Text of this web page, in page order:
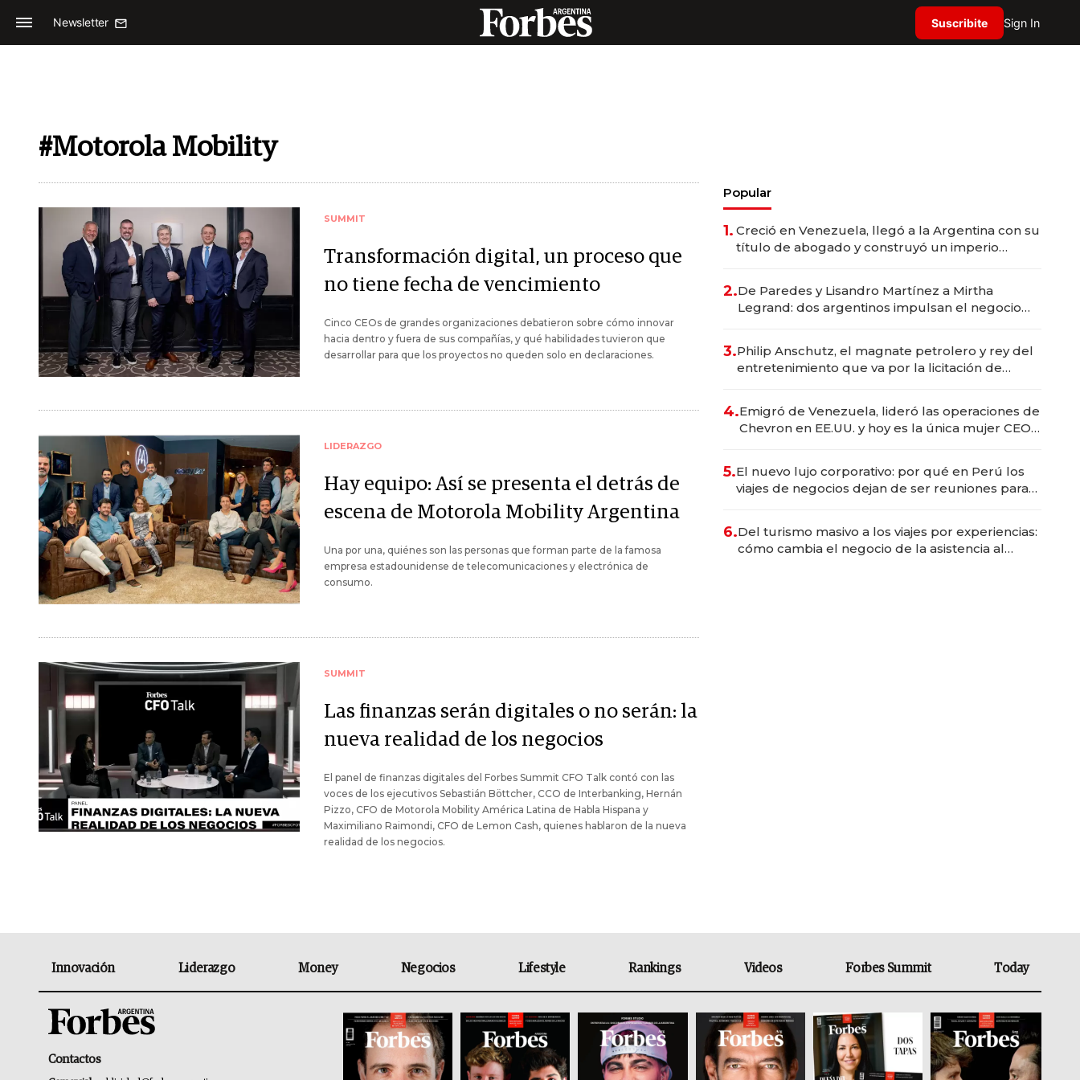
Newsletter Suscribite Sign In
#Motorola Mobility
SUMMIT
Transformación digital, un proceso que
no tiene fecha de vencimiento
Cinco CEOs de grandes organizaciones debatieron sobre cómo innovar
hacia dentro y fuera de sus compañías, y qué habilidades tuvieron que
desarrollar para que los proyectos no queden solo en declaraciones.
LIDERAZGO
Hay equipo: Así se presenta el detrás de
escena de Motorola Mobility Argentina
Una por una, quiénes son las personas que forman parte de la famosa
empresa estadounidense de telecomunicaciones y electrónica de
consumo.
SUMMIT
Las finanzas serán digitales o no serán: la
nueva realidad de los negocios
El panel de finanzas digitales del Forbes Summit CFO Talk contó con las
voces de los ejecutivos Sebastián Böttcher, CCO de Interbanking, Hernán
Pizzo, CFO de Motorola Mobility América Latina de Habla Hispana y
Maximiliano Raimondi, CFO de Lemon Cash, quienes hablaron de la nueva
realidad de los negocios.
Popular
1. Creció en Venezuela, llegó a la Argentina con su
título de abogado y construyó un imperio
2.De Paredes y Lisandro Martínez a Mirtha
Legrand: dos argentinos impulsan el negocio
3.Philip Anschutz, el magnate petrolero y rey del
entretenimiento que va por la licitación de
4.Emigró de Venezuela, lideró las operaciones de
Chevron en EE.UU. y hoy es la única mujer CEO
5.El nuevo lujo corporativo: por qué en Perú los
viajes de negocios dejan de ser reuniones para
6.Del turismo masivo a los viajes por experiencias:
cómo cambia el negocio de la asistencia al
Innovación Liderazgo Money Negocios Lifestyle Rankings Videos Forbes Summit Today
Contactos